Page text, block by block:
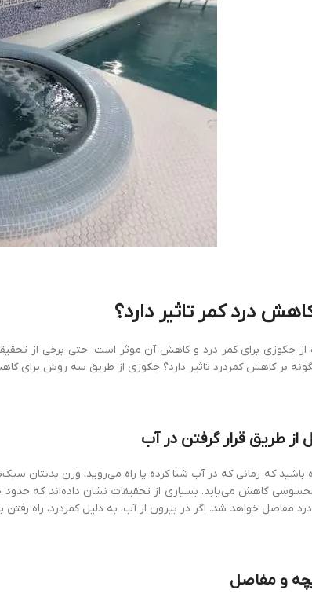
درد کمر تاثیر دارد؟
از جکوزی برای کمر درد و کاهش آن موثر است. حتی برخی از
بر کاهش کمردرد تاثیر دارد؟ جکوزی از طریق سه روش برای
طریق قرار گرفتن در آب
که زمانی که در آب شنا کرده یا راه می‌روید، وزن
خواهد شد. اگر در بیرون از آب، به دلیل کمردرد، راه رفتن
و مفاصل